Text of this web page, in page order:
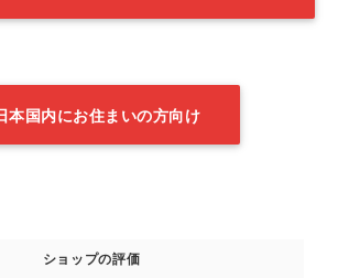
本国内にお住まいの方向け
ショップの評価